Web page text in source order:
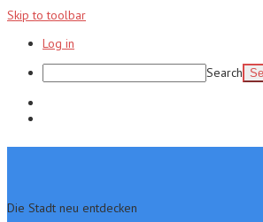
Skip to toolbar
Log in
Search
Die Stadt neu entdecken